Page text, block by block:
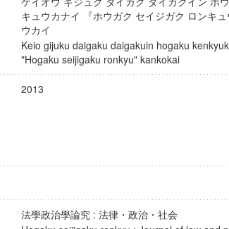
キュウカナイ 『ホウガク セイジガク ロンキ
ウカイ
Keio gijuku daigaku daigakuin hogaku
"Hogaku seijigaku ronkyu" kankokai
2013
法學政治學論究 : 法律・政治・社会